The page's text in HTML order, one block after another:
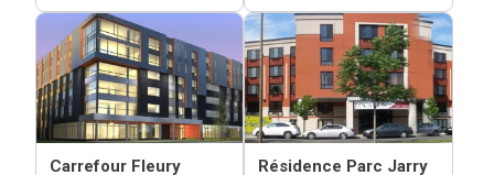
Carrefour Fleury Résidence Parc Jarry